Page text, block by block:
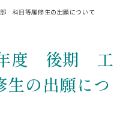
科目等履修生の出願について
年度 後期 工
の出願につ